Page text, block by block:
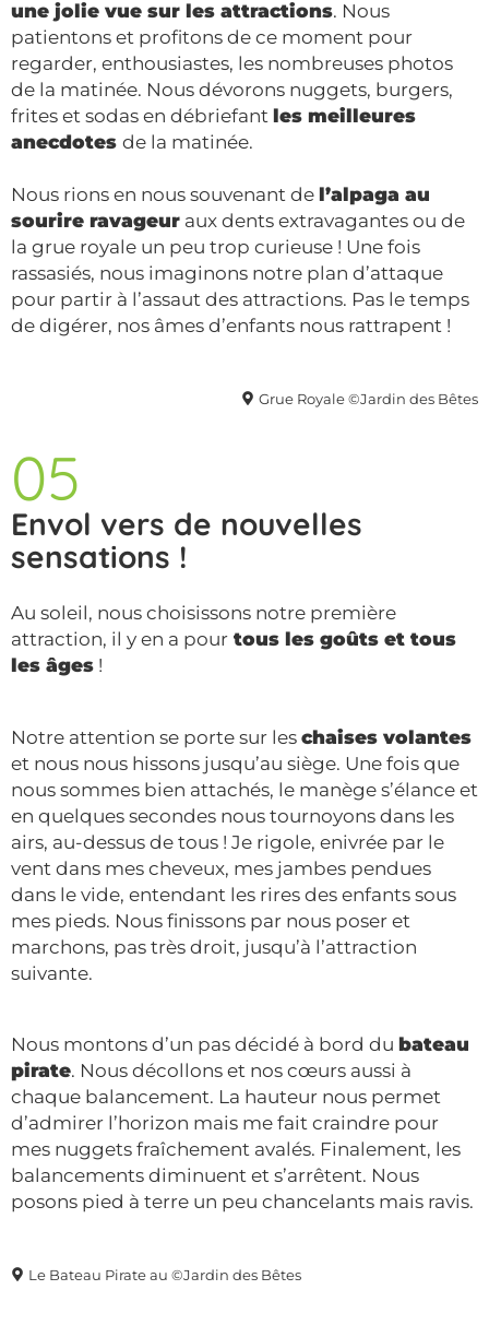
une jolie vue sur les attractions. Nous
patientons et profitons de ce moment pour
regarder, enthousiastes, les nombreuses photos
de la matinée. Nous dévorons nuggets, burgers,
frites et sodas en débriefant les meilleures
anecdotes de la matinée.
Nous rions en nous souvenant de l’alpaga au
sourire ravageur aux dents extravagantes ou de
la grue royale un peu trop curieuse ! Une fois
rassasiés, nous imaginons notre plan d’attaque
pour partir à l’assaut des attractions. Pas le temps
de digérer, nos âmes d’enfants nous rattrapent !
Grue Royale ©Jardin des Bêtes
Le Bateau Pirate au ©Jardin des Bêtes
05
Envol vers de nouvelles
sensations !
Au soleil, nous choisissons notre première
attraction, il y en a pour tous les goûts et tous
les âges !
Notre attention se porte sur les chaises volantes
et nous nous hissons jusqu’au siège. Une fois que
nous sommes bien attachés, le manège s’élance et
en quelques secondes nous tournoyons dans les
airs, au-dessus de tous ! Je rigole, enivrée par le
vent dans mes cheveux, mes jambes pendues
dans le vide, entendant les rires des enfants sous
mes pieds. Nous finissons par nous poser et
marchons, pas très droit, jusqu’à l’attraction
suivante.
Nous montons d’un pas décidé à bord du bateau
pirate. Nous décollons et nos cœurs aussi à
chaque balancement. La hauteur nous permet
d’admirer l’horizon mais me fait craindre pour
mes nuggets fraîchement avalés. Finalement, les
balancements diminuent et s’arrêtent. Nous
posons pied à terre un peu chancelants mais ravis.